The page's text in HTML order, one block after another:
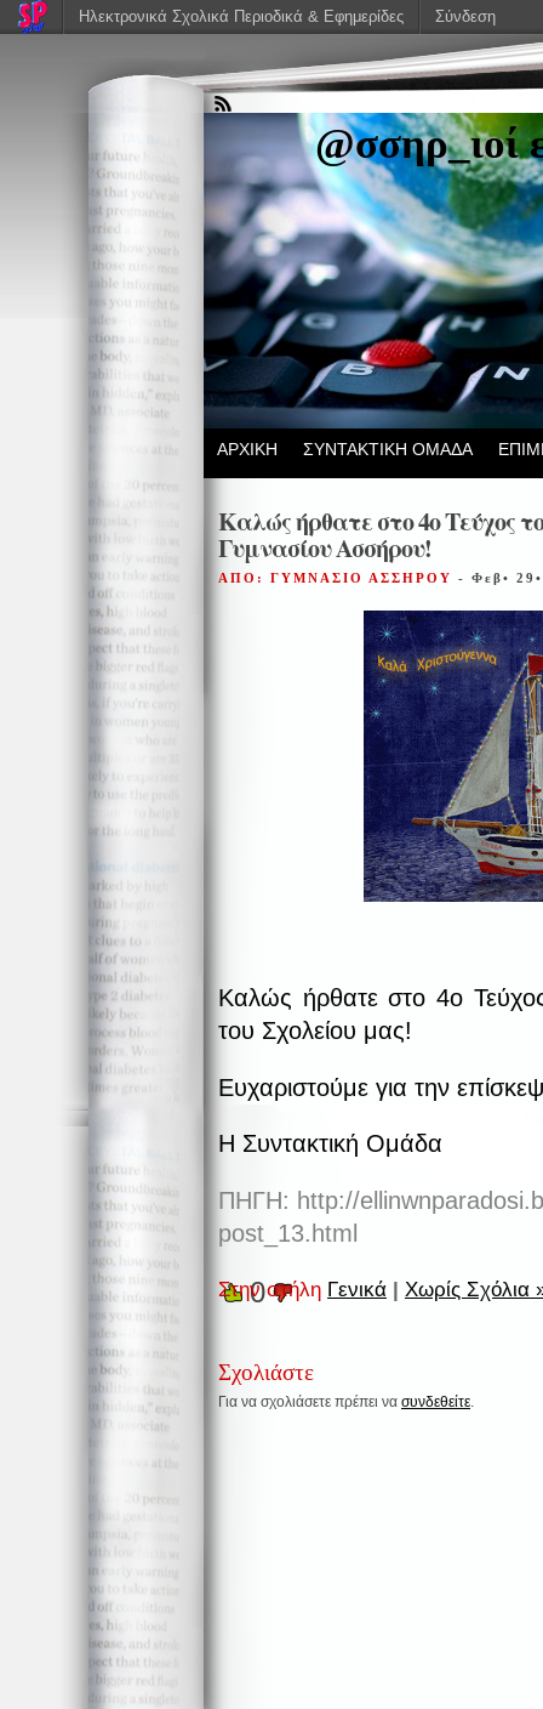
@σσηρ_ιοί
ΑΡΧΙΚΗ ΣΥΝΤΑΚΤΙΚΗ ΟΜΑΔΑ
Καλώς ήρθατε στο 4ο Τεύχος
Γυμνασίου Ασσήρου!
ΑΠΟ: ΓΥΜΝΑΣΙΟ ΑΣΣΗΡΟΥ - Φεβ•
Καλώς ήρθατε στο 4ο Τεύχος
του Σχολείου μας!
Ευχαριστούμε για την
Η Συντακτική Ομάδα
ΠΗΓΗ: http://
post_13.html
Στην στήλη Γενικά | Χωρίς Σχόλια
0
Σχολιάστε
Για να σχολιάσετε πρέπει να συνδεθείτε
Ηλεκτρονικά Σχολικά Περιοδικά & Εφημερίδες Σύνδεση